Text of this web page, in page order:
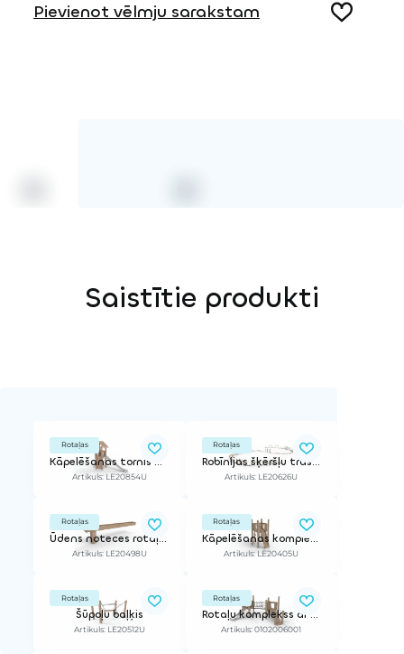
Pievienot vēlmju sarakstam
Saistītie produkti
Rotaļas
Kāpelēšanas tornis ar slidkalniņu
Artikuls: LE20854U
Rotaļas
Robīnijas šķēršļu trase 7
Artikuls: LE20626U
Rotaļas
Ūdens noteces rotaļa- sadalītājs
Artikuls: LE20498U
Rotaļas
Kāpelēšanas komplekss
Artikuls: LE20405U
Rotaļas
Šūpoļu baļķis
Artikuls: LE20512U
Rotaļas
Rotaļu komplekss ar slidkalniņu (mazāks)
Artikuls: 0102006001